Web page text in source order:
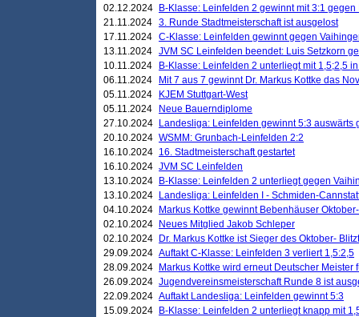
02.12.2024
B-Klasse: Leinfelden 2 gewinnt mit 3:1
21.11.2024 3. Runde Stadtmeisterschaft ist ausgelost
17.11.2024 C-Klasse: Leinfelden gewinnt gegen
13.11.2024 JVM SC Leinfelden beendet: Luis Setzkorn
10.11.2024
B-Klasse: Leinfelden 2 unterliegt mit 1,5;2,5
06.11.2024
Mit 7 aus 7 gewinnt Dr. Markus Kottke das
05.11.2024
KJEM Stuttgart-West
05.11.2024
Neue Bauerndiplome
27.10.2024
Landesliga: Leinfelden gewinnt 5:3 auswärts
20.10.2024 WSMM: Grunbach-Leinfelden 2:2
16.10.2024 16. Stadtmeisterschaft gestartet
16.10.2024 JVM SC Leinfelden
13.10.2024
B-Klasse: Leinfelden 2 unterliegt gegen
13.10.2024
Landesliga: Leinfelden I - Schmiden-
04.10.2024
Markus Kottke gewinnt Bebenhäuser
02.10.2024
Neues Mitglied Jakob Schleper
02.10.2024
Dr. Markus Kottke ist Sieger des Oktober-
29.09.2024 Auftakt C-Klasse: Leinfelden 3 verliert 1,5:2,5
28.09.2024
Markus Kottke wird erneut Deutscher Meister
26.09.2024 Jugendvereinsmeisterschaft Runde 8 ist
22.09.2024 Auftakt Landesliga: Leinfelden gewinnt 5:3
15.09.2024
B-Klasse: Leinfelden 2 unterliegt knapp mit